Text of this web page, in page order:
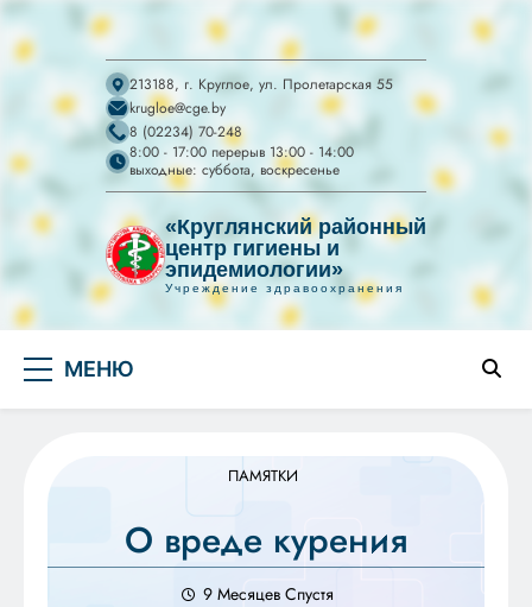
213188, г. Круглое, ул. Пролетарская 55
krugloe@cge.by
8 (02234) 70-248
8:00 - 17:00 перерыв 13:00 - 14:00
выходные: суббота, воскресенье
«Круглянский районный
центр гигиены и
эпидемиологии»
Учреждение здравоохранения
УЗ "Круглянский
райЦГЭ"
УЗ "Круглянский районный центр гигиены и
МЕНЮ
ПАМЯТКИ
О вреде курения
9 Месяцев Спустя